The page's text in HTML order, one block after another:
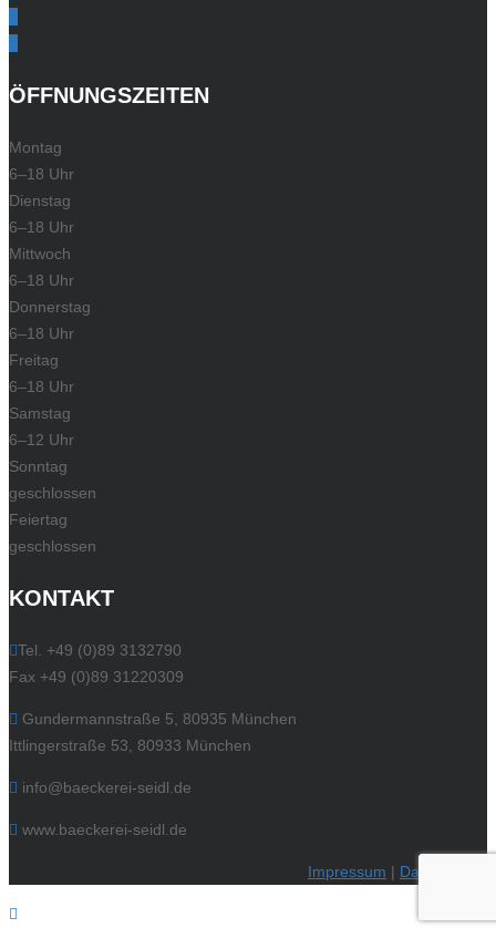
ÖFFNUNGSZEITEN
Montag
6–18 Uhr
Dienstag
6–18 Uhr
Mittwoch
6–18 Uhr
Donnerstag
6–18 Uhr
Freitag
6–18 Uhr
Samstag
6–12 Uhr
Sonntag
geschlossen
Feiertag
geschlossen
KONTAKT
Tel. +49 (0)89 3132790
Fax +49 (0)89 31220309
Gundermannstraße 5, 80935 München
Ittlingerstraße 53, 80933 München
info@baeckerei-seidl.de
www.baeckerei-seidl.de
Impressum | Datenschutz